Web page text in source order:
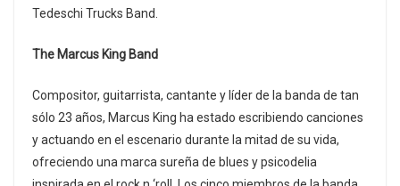
Tedeschi Trucks Band.
The Marcus King Band
Compositor, guitarrista, cantante y líder de la banda de tan
sólo 23 años, Marcus King ha estado escribiendo canciones
y actuando en el escenario durante la mitad de su vida,
ofreciendo una marca sureña de blues y psicodelia